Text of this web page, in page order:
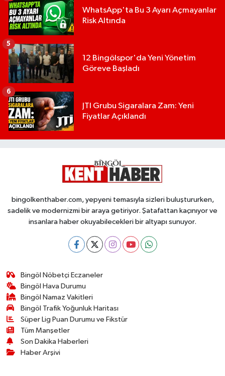
WhatsApp'ta Bu 3 Ayarı Açmayanlar
Risk Altında
12 Bingölspor'da Yeni Yönetim
Göreve Başladı
5
JTI Grubu Sigaralara Zam: Yeni
Fiyatlar Açıklandı
6
bingolkenthaber.com, yepyeni temasıyla sizleri buluştururken,
sadelik ve modernizmi bir araya getiriyor. Şatafattan kaçınıyor ve
insanlara haber okuyabilecekleri bir altyapı sunuyor.
Bingöl Nöbetçi Eczaneler
Bingöl Hava Durumu
Bingöl Namaz Vakitleri
Bingöl Trafik Yoğunluk Haritası
Süper Lig Puan Durumu ve Fikstür
Tüm Manşetler
Son Dakika Haberleri
Haber Arşivi